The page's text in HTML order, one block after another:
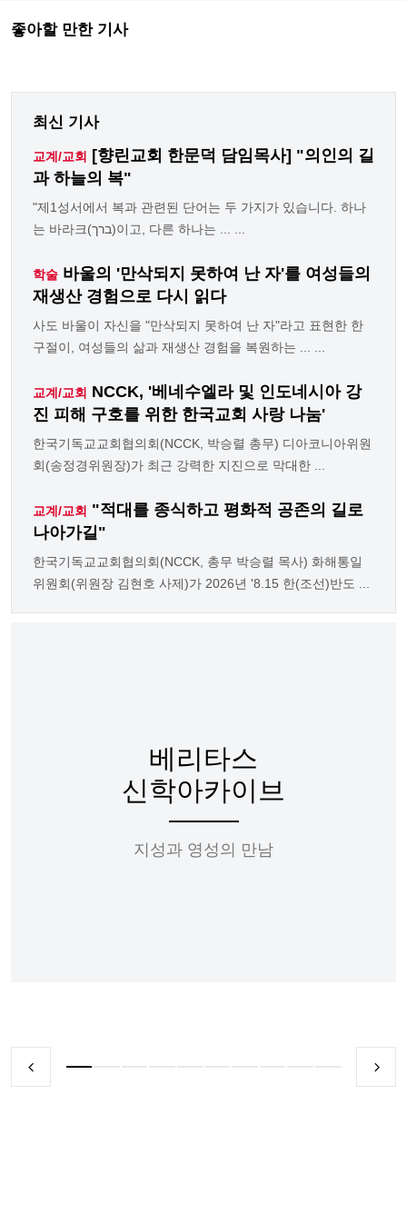
좋아할 만한 기사
최신 기사
교계/교회 [향린교회 한문덕 담임목사] "의인의 길
과 하늘의 복"
"제1성서에서 복과 관련된 단어는 두 가지가 있습니다. 하나
는 바라크(ברך)이고, 다른 하나는 ... ...
학술 바울의 '만삭되지 못하여 난 자'를 여성들의
재생산 경험으로 다시 읽다
사도 바울이 자신을 "만삭되지 못하여 난 자"라고 표현한 한
구절이, 여성들의 삶과 재생산 경험을 복원하는 ... ...
교계/교회 NCCK, '베네수엘라 및 인도네시아 강
진 피해 구호를 위한 한국교회 사랑 나눔'
한국기독교교회협의회(NCCK, 박승렬 총무) 디아코니아위원
회(송정경위원장)가 최근 강력한 지진으로 막대한 ...
교계/교회 "적대를 종식하고 평화적 공존의 길로
나아가길"
한국기독교교회협의회(NCCK, 총무 박승렬 목사) 화해통일
위원회(위원장 김현호 사제)가 2026년 '8.15 한(조선)반도 ...
베리타스
신학아카이브
지성과 영성의 만남